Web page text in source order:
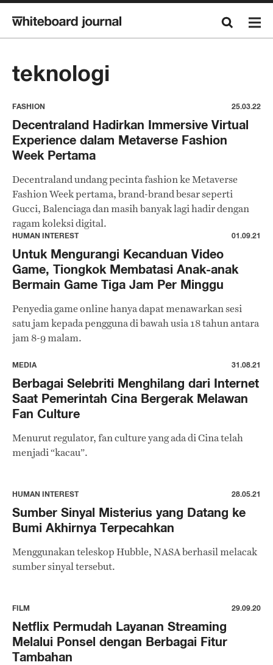
teknologi
FASHION 25.03.22
Decentraland Hadirkan Immersive Virtual
Experience dalam Metaverse Fashion
Week Pertama
Decentraland undang pecinta fashion ke Metaverse
Fashion Week pertama, brand-brand besar seperti
Gucci, Balenciaga dan masih banyak lagi hadir dengan
ragam koleksi digital.
HUMAN INTEREST 01.09.21
Untuk Mengurangi Kecanduan Video
Game, Tiongkok Membatasi Anak-anak
Bermain Game Tiga Jam Per Minggu
Penyedia game online hanya dapat menawarkan sesi
satu jam kepada pengguna di bawah usia 18 tahun antara
jam 8-9 malam.
MEDIA 31.08.21
Berbagai Selebriti Menghilang dari Internet
Saat Pemerintah Cina Bergerak Melawan
Fan Culture
Menurut regulator, fan culture yang ada di Cina telah
menjadi “kacau”.
HUMAN INTEREST 28.05.21
Sumber Sinyal Misterius yang Datang ke
Bumi Akhirnya Terpecahkan
Menggunakan teleskop Hubble, NASA berhasil melacak
sumber sinyal tersebut.
FILM 29.09.20
Netflix Permudah Layanan Streaming
Melalui Ponsel dengan Berbagai Fitur
Tambahan